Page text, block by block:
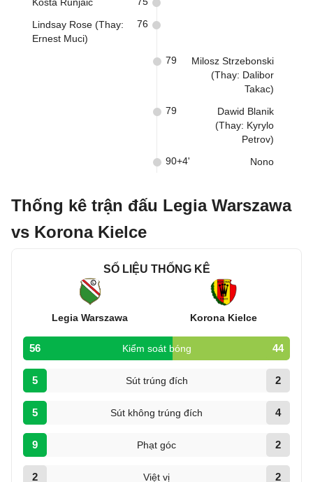
Lindsay Rose (Thay:
Ernest Muci)
76
Milosz Strzebonski
(Thay: Dalibor
Takac)
79
Dawid Blanik
(Thay: Kyrylo
Petrov)
79
Nono
90+4'
Thống kê trận đấu Legia Warszawa
vs Korona Kielce
SỐ LIỆU THỐNG KÊ
Legia Warszawa Korona Kielce
56 Kiểm soát bóng 44
5 Sút trúng đích 2
5 Sút không trúng đích 4
9 Phạt góc 2
2 Việt vị 2